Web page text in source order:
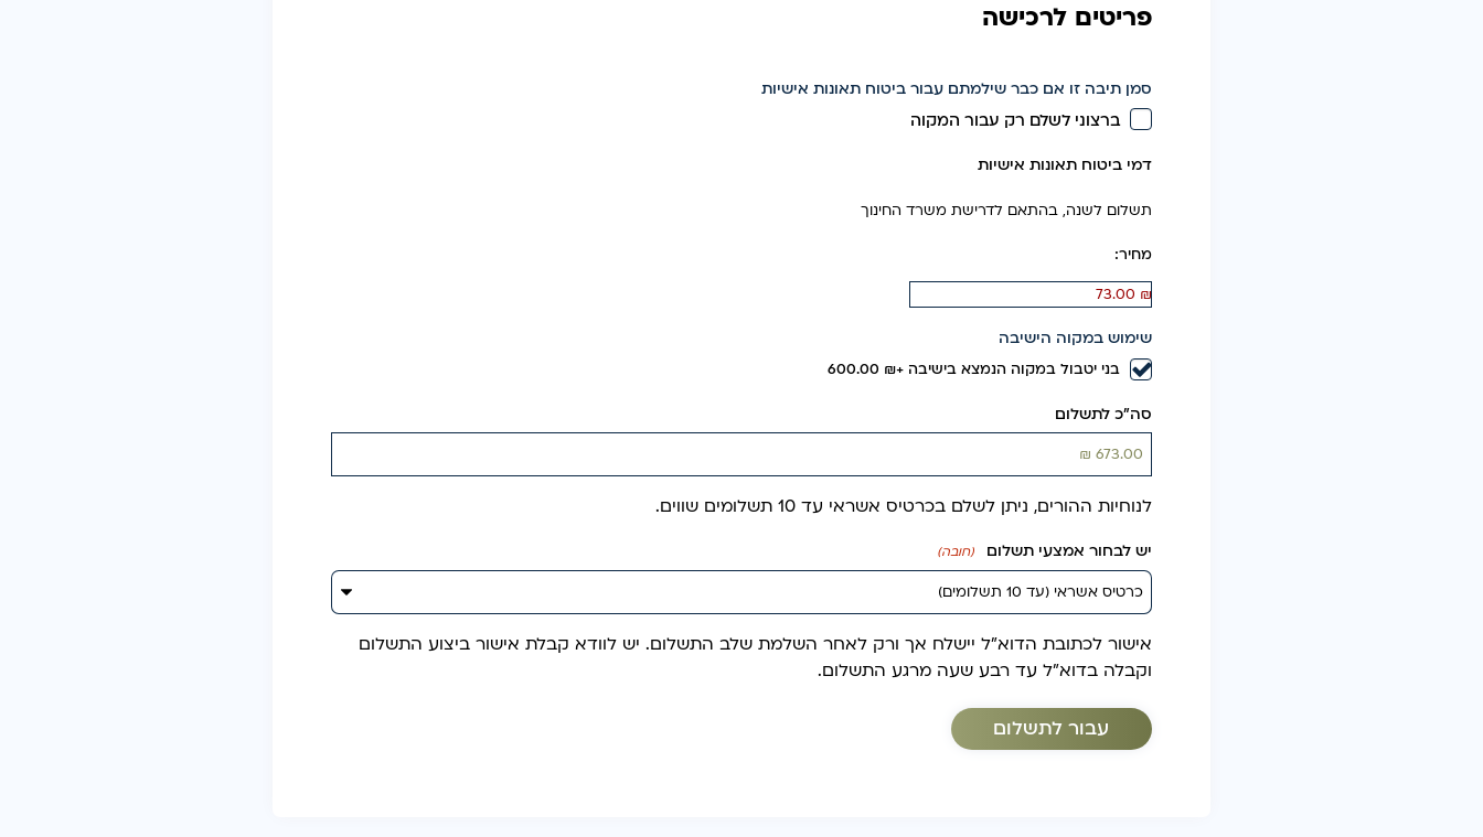
פריטים לרכישה
סמן תיבה זו אם כבר שילמתם עבור ביטוח תאונות אישיות
ברצוני לשלם רק עבור המקוה
דמי ביטוח תאונות אישיות
תשלום לשנה, בהתאם לדרישת משרד החינוך
מחיר:
שימוש במקוה הישיבה
בני יטבול במקוה הנמצא בישיבה +₪ 600.00
סה״כ לתשלום
לנוחיות ההורים, ניתן לשלם בכרטיס אשראי עד 10 תשלומים שווים.
יש לבחור אמצעי תשלום (חובה)
אישור לכתובת הדוא״ל יישלח אך ורק לאחר השלמת שלב התשלום. יש לוודא קבלת אישור ביצוע התשלום
וקבלה בדוא״ל עד רבע שעה מרגע התשלום.